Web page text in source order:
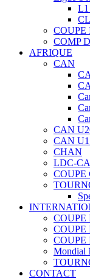
L1
COMP
AFRIQUE
CAN
CAN
CAN
CHAN
LDC-
COUPE
COUPE
COUPE
COUPE
Mondial
CONTACT